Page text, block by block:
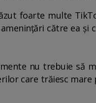
foarte multe
către ea
nu trebuie să
care trăiesc